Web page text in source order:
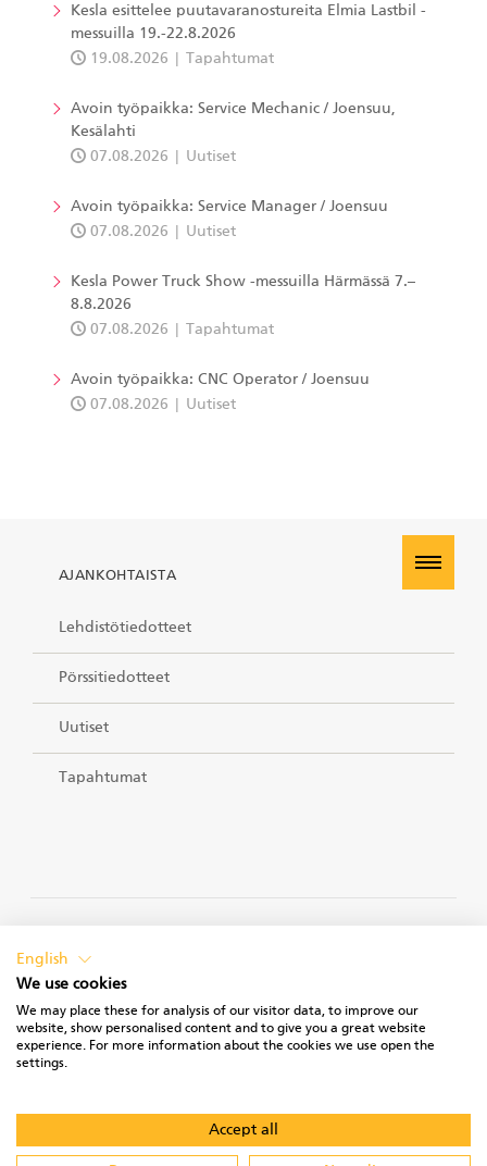
AJANKOHTAISTA
Lehdistötiedotteet
Pörssitiedotteet
Uutiset
Tapahtumat
Kesla esittelee puutavaranostureita Elmia Lastbil -
messuilla 19.-22.8.2026
19.08.2026
Tapahtumat
Avoin työpaikka: Service Mechanic / Joensuu,
Kesälahti
07.08.2026
Uutiset
Avoin työpaikka: Service Manager / Joensuu
07.08.2026
Uutiset
Kesla Power Truck Show -messuilla Härmässä 7.–
8.8.2026
07.08.2026
Tapahtumat
Avoin työpaikka: CNC Operator / Joensuu
07.08.2026
Uutiset
English
We use cookies
We may place these for analysis of our visitor data, to improve our
website, show personalised content and to give you a great website
experience. For more information about the cookies we use open the
settings.
Accept all